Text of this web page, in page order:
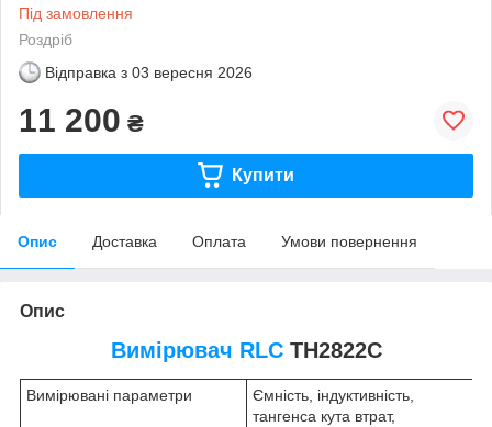
Під замовлення
Роздріб
Відправка з 03 вересня 2026
11 200 ₴
Купити
Опис Доставка Оплата Умови повернення
Опис
Вимірювач RLCTH2822C
Вимірювані параметри
Ємність, індуктивність,
тангенса кута втрат,